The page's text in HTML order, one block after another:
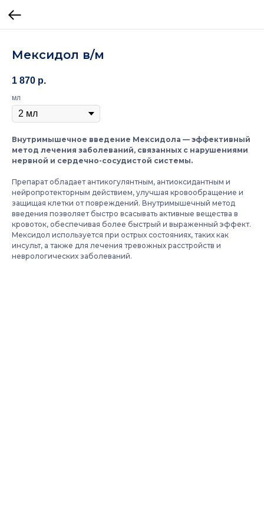
Мексидол в/м
1 870 р.
мл
Внутримышечное введение Мексидола — эффективный
метод лечения заболеваний, связанных с нарушениями
нервной и сердечно-сосудистой системы.
Препарат обладает антикогулянтным, антиоксидантным и
нейропротекторным действием, улучшая кровообращение и
защищая клетки от повреждений. Внутримышечный метод
введения позволяет быстро всасывать активные вещества в
кровоток, обеспечивая более быстрый и выраженный эффект.
Мексидол используется при острых состояниях, таких как
инсульт, а также для лечения тревожных расстройств и
неврологических заболеваний.